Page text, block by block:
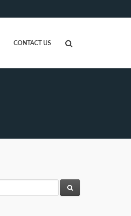
CONTACT US